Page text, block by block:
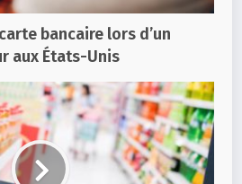
bancaire lors d’un
aux États-Unis